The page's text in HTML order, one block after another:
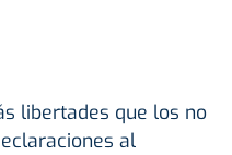
libertades que los no
al